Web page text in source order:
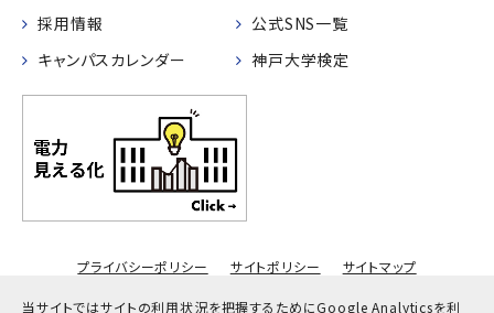
当サイトではサイトの利用状況を把握するためにGoogle Analyticsを利
採用情報
公式SNS一覧
キャンパスカレンダー
神戸大学検定
プライバシーポリシー サイトポリシー サイトマップ
© Kobe University